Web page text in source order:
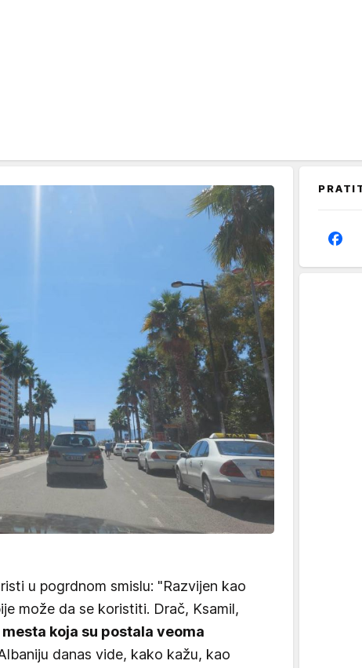
u pogrdnom smislu: "Razvijen kao
može da se koristiti. Drač, Ksamil,
mesta koja su postala veoma
danas vide, kako kažu, kao